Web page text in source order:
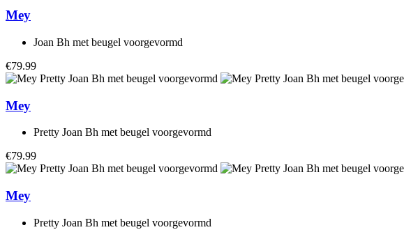
Mey
Joan Bh met beugel voorgevormd
€79.99
Mey
Pretty Joan Bh met beugel voorgevormd
€79.99
Mey
Pretty Joan Bh met beugel voorgevormd